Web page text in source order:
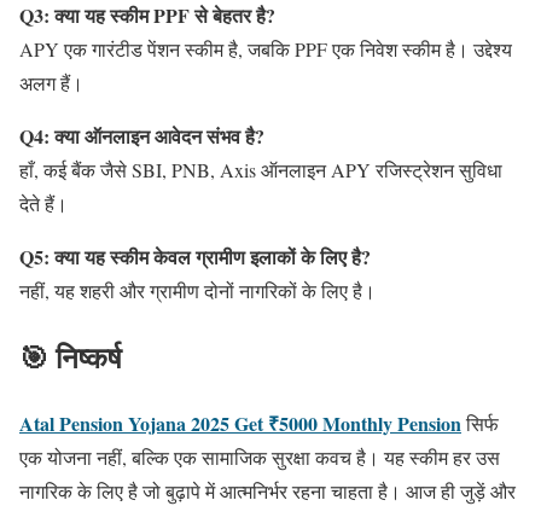
Q3: क्या यह स्कीम PPF से बेहतर है?
APY एक गारंटीड पेंशन स्कीम है, जबकि PPF एक निवेश स्कीम है। उद्देश्य
अलग हैं।
Q4: क्या ऑनलाइन आवेदन संभव है?
हाँ, कई बैंक जैसे SBI, PNB, Axis ऑनलाइन APY रजिस्ट्रेशन सुविधा
देते हैं।
Q5: क्या यह स्कीम केवल ग्रामीण इलाकों के लिए है?
नहीं, यह शहरी और ग्रामीण दोनों नागरिकों के लिए है।
🎯 निष्कर्ष
Atal Pension Yojana 2025 Get ₹5000 Monthly Pensionसिर्फ
एक योजना नहीं, बल्कि एक सामाजिक सुरक्षा कवच है। यह स्कीम हर उस
नागरिक के लिए है जो बुढ़ापे में आत्मनिर्भर रहना चाहता है। आज ही जुड़ें और